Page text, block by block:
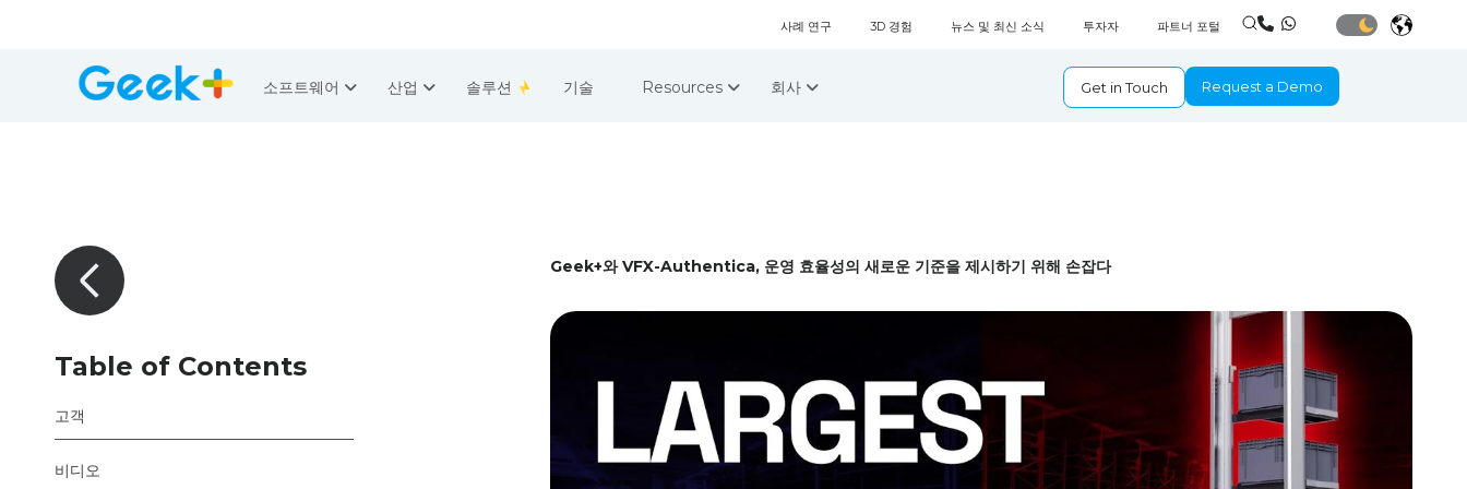
사례 연구 3D 경험 뉴스 및 최신 소식 투자자 파트너 포털
소프트웨어 산업 솔루션 기술 Resources 회사 Get in Touch Request a Demo
Table of Contents
고객
비디오
Geek+와 VFX-Authentica, 운영 효율성의 새로운 기준을 제시하기 위해 손잡다